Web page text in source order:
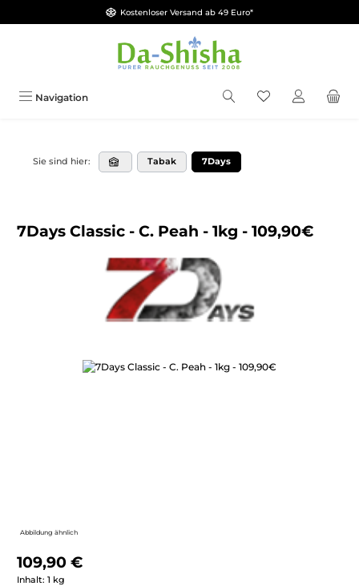
Zum Hauptinhalt springenKostenloser Versand ab 49 Euro*
Navigation Du hast 0
Sie sind hier: Tabak 7Days
7Days Classic - C. Peah - 1kg - 109,90€
Bildergalerie überspringen
Abbildung ähnlich
Regulärer Preis:
109,90 €
Inhalt: 1 kg